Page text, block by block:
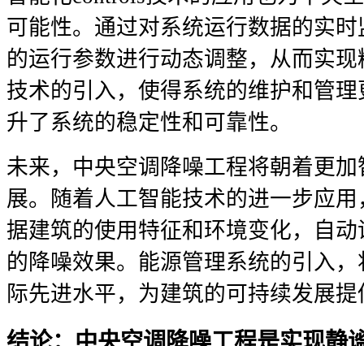
可能性。通过对系统运行数据的实
的运行参数进行动态调整，从而实
技术的引入，使得系统的维护和管
升了系统的稳定性和可靠性。
未来，中央空调降噪工程将朝着更
展。随着人工智能技术的进一步应
据建筑的使用特征和环境变化，自
的降噪效果。能源管理系统的引入
际先进水平，为建筑的可持续发展